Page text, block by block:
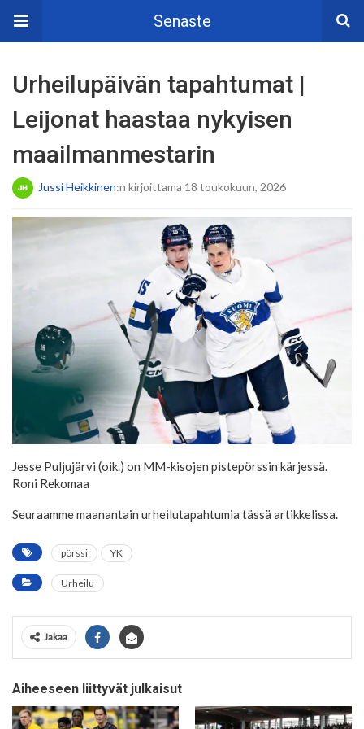
Senaste
Urheilupäivän tapahtumat |
Leijonat haastaa nykyisen
maailmanmestarin
Jussi Heikkinen:n kirjoittama 18 toukokuun, 2026
Jesse Puljujärvi (oik.) on MM-kisojen pistepörssin kärjessä.
Roni Rekomaa
Seuraamme maanantain urheilutapahtumia tässä artikkelissa.
pörssi YK
Urheilu
Jakaa
Aiheeseen liittyvät julkaisut